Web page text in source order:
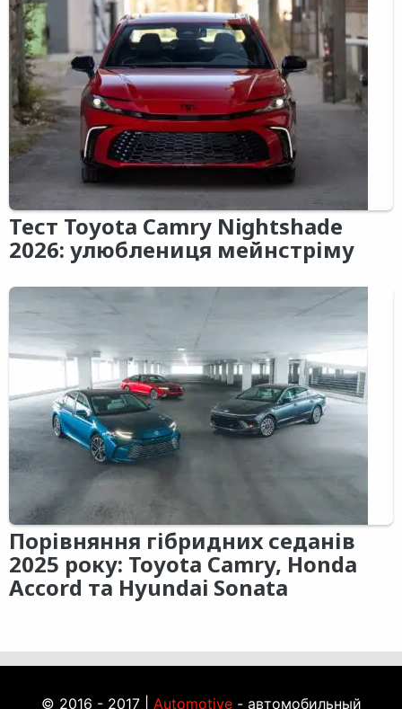
Тест Toyota Camry Nightshade
2026: улюблениця мейнстріму
Порівняння гібридних седанів
2025 року: Toyota Camry, Honda
Accord та Hyundai Sonata
© 2016 - 2017 | Automotive- автомобильный